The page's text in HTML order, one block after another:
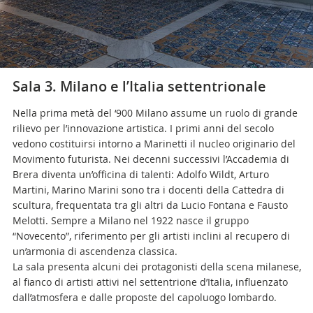
musei@scv.va
Sala 3. Milano e l’Italia settentrionale
Nella prima metà del ‘900 Milano assume un ruolo di grande
rilievo per l’innovazione artistica. I primi anni del secolo
vedono costituirsi intorno a Marinetti il nucleo originario del
Movimento futurista. Nei decenni successivi l’Accademia di
Brera diventa un’officina di talenti: Adolfo Wildt, Arturo
Martini, Marino Marini sono tra i docenti della Cattedra di
scultura, frequentata tra gli altri da Lucio Fontana e Fausto
Melotti. Sempre a Milano nel 1922 nasce il gruppo
“Novecento”, riferimento per gli artisti inclini al recupero di
un’armonia di ascendenza classica.
La sala presenta alcuni dei protagonisti della scena milanese,
al fianco di artisti attivi nel settentrione d’Italia, influenzato
dall’atmosfera e dalle proposte del capoluogo lombardo.